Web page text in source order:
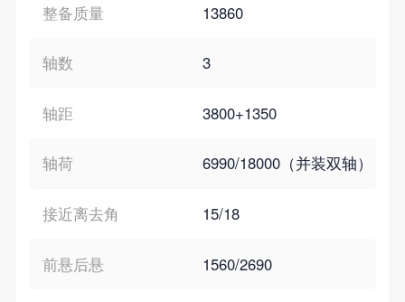
整备质量 13860
轴数 3
轴距 3800+1350
轴荷 6990/18000（并装双轴）
接近离去角 15/18
前悬后悬 1560/2690